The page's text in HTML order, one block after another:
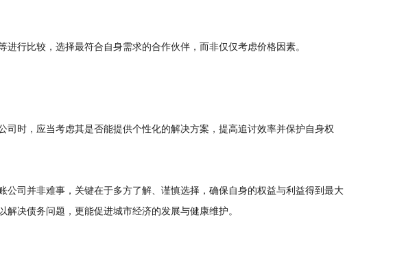
比较，选择最符合自身需求的合作伙伴，而非仅仅考虑价格因素。
时，应当考虑其是否能提供个性化的解决方案，提高追讨效率并保护自身权
司并非难事，关键在于多方了解、谨慎选择，确保自身的权益与利益得到最大
决债务问题，更能促进城市经济的发展与健康维护。